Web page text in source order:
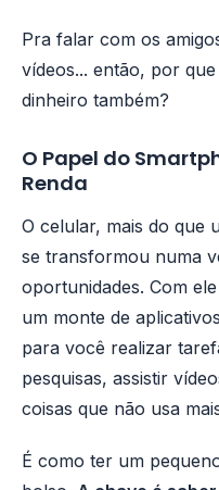
Pra falar com os
vídeos... então, por
dinheiro também?
O Papel do
Renda
O celular, mais do que
se transformou numa
oportunidades. Com
um monte de
para você realizar
pesquisas, assistir
coisas que não usa
É como ter um